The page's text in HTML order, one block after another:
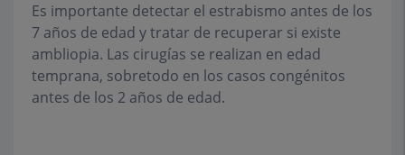
Es importante detectar el estrabismo antes de los
7 años de edad y tratar de recuperar si existe
ambliopia. Las cirugías se realizan en edad
temprana, sobretodo en los casos congénitos
antes de los 2 años de edad.